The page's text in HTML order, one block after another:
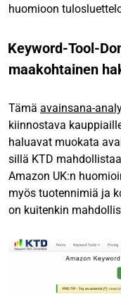
huomioon
Keyword-Tool-
maakohtainen
Tämä avainsana-
kiinnostava
haluavat muokata
sillä KTD
Amazon UK:n
myös tuotennimiä ja
on kuitenkin